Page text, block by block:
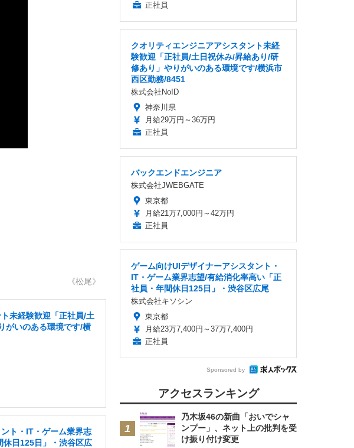
《松尾》
未経験歓迎「正社員/土
がいのある環境です/横
ト・IT・ゲーム業界志
休日125日」・渋谷区広
正社員
クオリティエンジニアアシスタント未経
験歓迎「正社員/土日祝休み/昇給あり/研
修あり」やりがいのある環境です/横浜市
西区勤務/8451
株式会社NoID
神奈川県
月給29万円～36万円
正社員
バックエンドエンジニア
株式会社JWEBGATE
東京都
月給21万7,000円～42万円
正社員
ゲーム向けUIデザイナーアシスタント・
IT・ゲーム業界志望/有給消化率高い「正
社員・年間休日125日」・渋谷区広尾
株式会社キソシン
東京都
月給23万7,400円～37万7,400円
正社員
Sponsored by
アクセスランキング
乃木坂46の新曲「おいでシャ
ンプー」、ネット上の批判を受
け振り付け変更